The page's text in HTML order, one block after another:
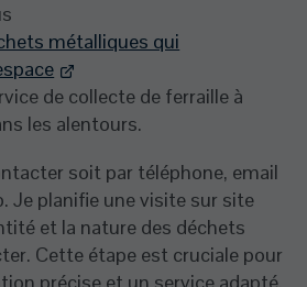
métalliques qui
de collecte de ferraille à
les alentours.
soit par téléphone, email
Je planifie une visite sur site
et la nature des déchets
Cette étape est cruciale pour
précise et un service adapté.